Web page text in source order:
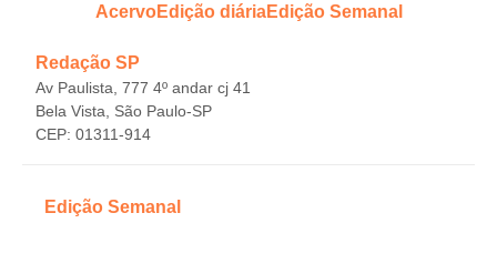
AcervoEdição diáriaEdição Semanal
Redação SP
Av Paulista, 777 4º andar cj 41
Bela Vista, São Paulo-SP
CEP: 01311-914
Edição Semanal